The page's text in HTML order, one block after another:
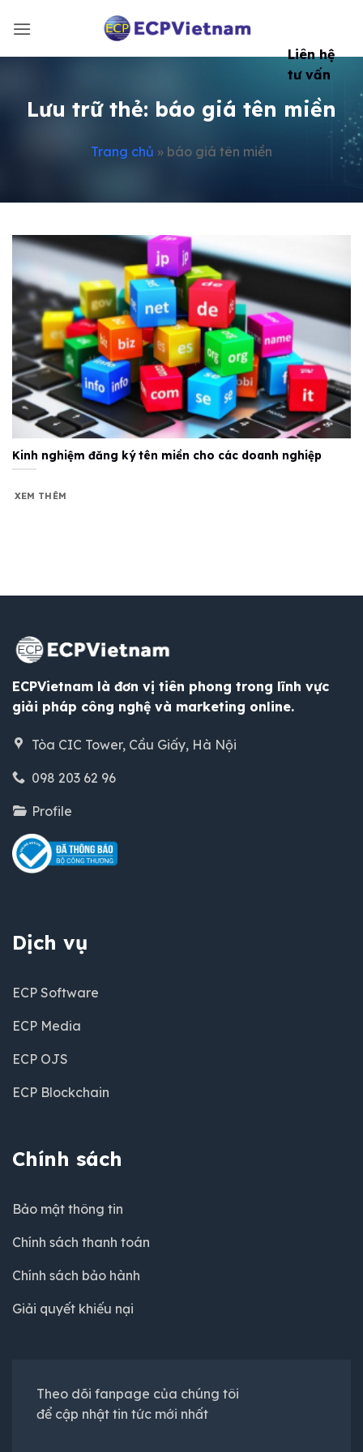
qua
Liên hệ
tư vấn
Lưu trữ thẻ: báo giá tên miền
Trang chủ » báo giá tên miền
Kinh nghiệm đăng ký tên miền cho các doanh nghiệp
XEM THÊM
ECPVietnam là đơn vị tiên phong trong lĩnh vực
giải pháp công nghệ và marketing online.
Tòa CIC Tower, Cầu Giấy, Hà Nội
098 203 62 96
Profile
Dịch vụ
ECP Software
ECP Media
ECP OJS
ECP Blockchain
Chính sách
Bảo mật thông tin
Chính sách thanh toán
Chính sách bảo hành
Giải quyết khiếu nại
Theo dõi fanpage của chúng tôi
để cập nhật tin tức mới nhất